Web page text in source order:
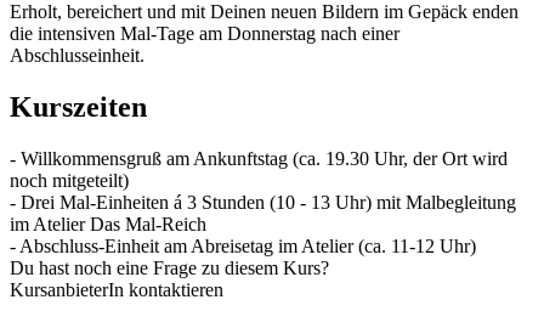
Erholt, bereichert und mit Deinen neuen Bildern im Gepäck enden
die intensiven Mal-Tage am Donnerstag nach einer
Abschlusseinheit.
Kurszeiten
- Willkommensgruß am Ankunftstag (ca. 19.30 Uhr, der Ort wird
noch mitgeteilt)
- Drei Mal-Einheiten á 3 Stunden (10 - 13 Uhr) mit Malbegleitung
im Atelier Das Mal-Reich
- Abschluss-Einheit am Abreisetag im Atelier (ca. 11-12 Uhr)
Du hast noch eine Frage zu diesem Kurs?
KursanbieterIn kontaktieren